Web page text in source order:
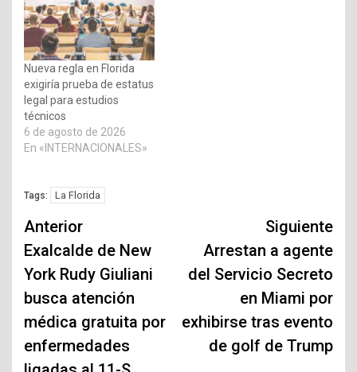
Nueva regla en Florida
exigiría prueba de estatus
legal para estudios
técnicos
6 de agosto de 2026
En «INTERNACIONALES»
Tags: La Florida
Navegación
de
entradas
Anterior
Exalcalde de New
York Rudy Giuliani
busca atención
médica gratuita por
enfermedades
Siguiente
Arrestan a agente
del Servicio Secreto
en Miami por
exhibirse tras evento
de golf de Trump